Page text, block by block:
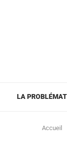
LA
Accueil